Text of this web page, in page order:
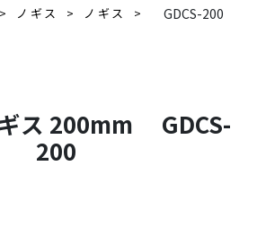
ノギス ノギス GDCS-200
ス 200mm GDCS-
200